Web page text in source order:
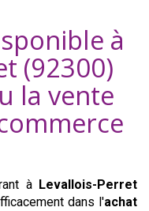
à
(92300)
la vente
à Levallois-Perret
dans l'achat